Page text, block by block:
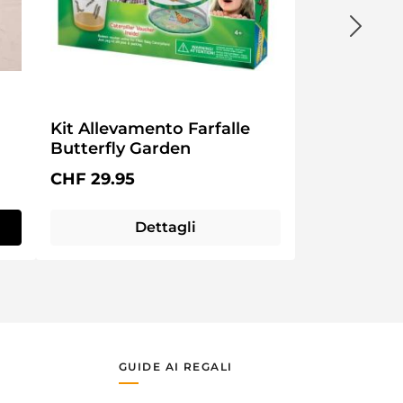
Kit Allevamento Farfalle
Butterfly Garden
Prezzo normale:
CHF 29.95
Dettagli
GUIDE AI REGALI